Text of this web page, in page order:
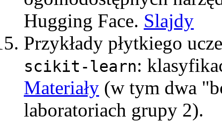
Hugging Face. Slajdy
Przykłady płytkiego
scikit-learn:
Materiały (w tym dwa
laboratoriach grupy 2).